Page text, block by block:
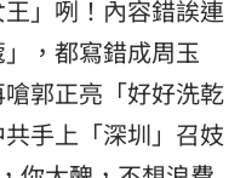
」咧！內容錯誒連
，都寫錯成周玉
嗆郭正亮「好好洗乾
手上「深圳」召妓